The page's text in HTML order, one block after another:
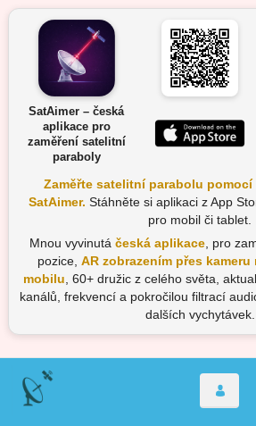
SatAimer – česká
aplikace pro
zaměření satelitní
paraboly
Zaměřte satelitní parabolu
SatAimer. Stáhněte si aplikaci z App
pro mobil či tablet.
Mnou vyvinutá česká aplikace , pro
pozice, AR zobrazením přes
mobilu , 60+ družic z celého světa,
kanálů, frekvencí a pokročilou filtrací
dalších vychytávek.